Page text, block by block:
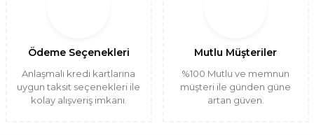
Ödeme Seçenekleri
Anlaşmalı kredi kartlarına
uygun taksit seçenekleri ile
kolay alışveriş imkanı.
Mutlu Müşteriler
%100 Mutlu ve memnun
müşteri ile günden güne
artan güven.